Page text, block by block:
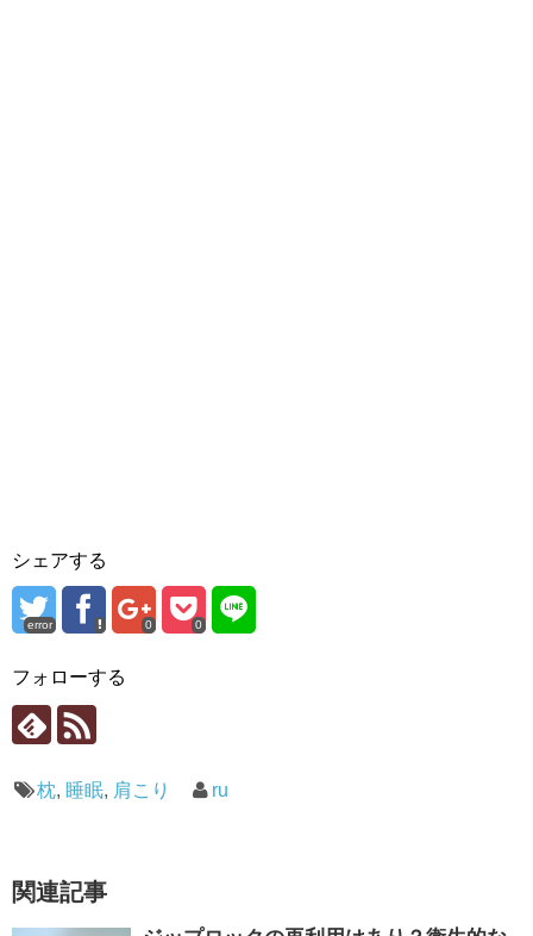
シェアする
error 0 0
フォローする
枕, 睡眠, 肩こり ru
関連記事